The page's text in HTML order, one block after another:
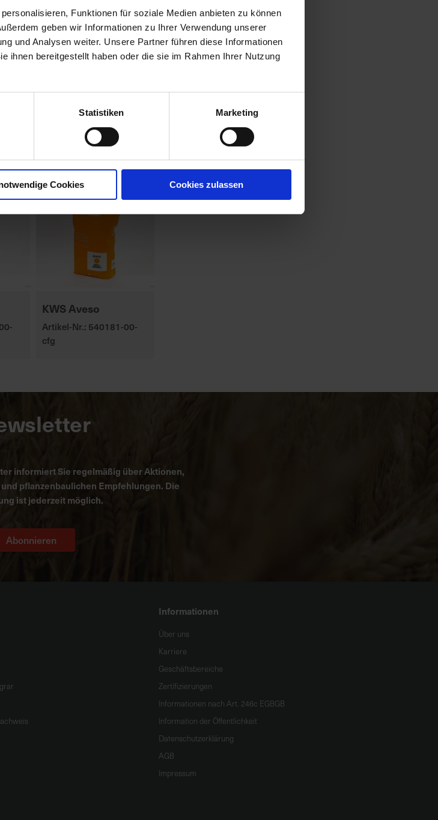
Funktionen für soziale Medien anbieten zu können
geben wir Informationen zu Ihrer Verwendung unserer
und Analysen weiter. Unsere Partner führen diese Informationen
ihnen bereitgestellt haben oder die sie im Rahmen Ihrer Nutzung
Statistiken Marketing
Cookies Cookies zulassen
KWS Aveso
Artikel-Nr.: 540181-00-
cfg
informiert Sie regelmäßig über Aktionen,
pflanzenbaulichen Empfehlungen. Die
ist jederzeit möglich.
Abonnieren
Informationen
Über uns
Karriere
Geschäftsbereiche
Zertifizierungen
Informationen nach Art. 246c EGBGB
Information der Öffentlichkeit
Datenschutzerklärung
AGB
Impressum